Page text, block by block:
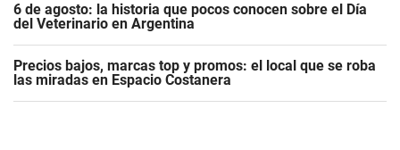
6 de agosto: la historia que pocos conocen sobre el Día
del Veterinario en Argentina
Precios bajos, marcas top y promos: el local que se roba
las miradas en Espacio Costanera